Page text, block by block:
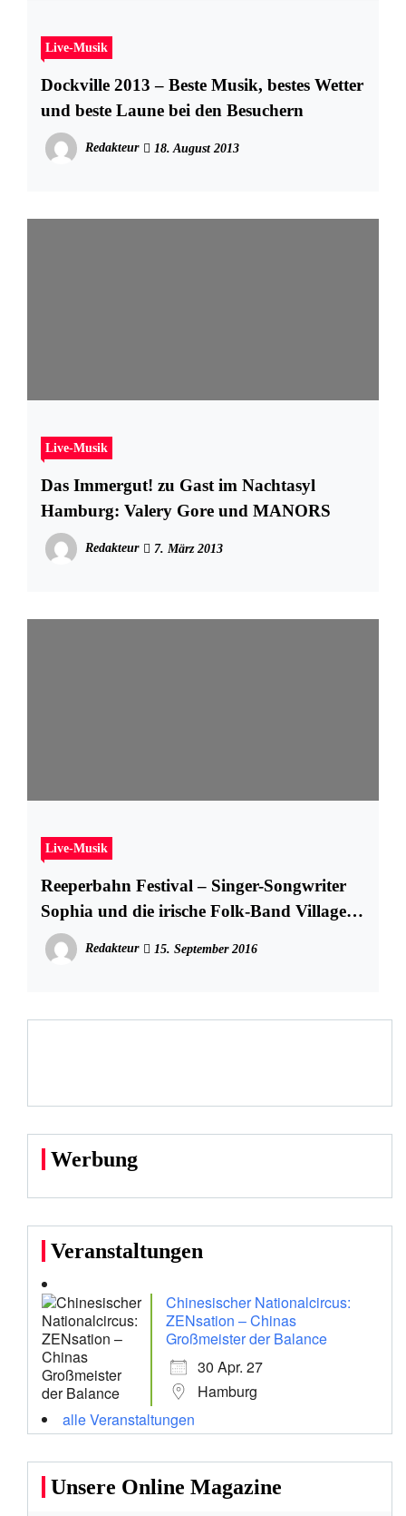
Live-Musik
Dockville 2013 – Beste Musik, bestes Wetter
und beste Laune bei den Besuchern
Redakteur 18. August 2013
Live-Musik
Das Immergut! zu Gast im Nachtasyl
Hamburg: Valery Gore und MANORS
Redakteur 7. März 2013
Live-Musik
Reeperbahn Festival – Singer-Songwriter
Sophia und die irische Folk-Band Villagers
live
Redakteur 15. September 2016
Werbung
Veranstaltungen
Chinesischer Nationalcircus:
ZENsation – Chinas
Großmeister der Balance
30 Apr. 27
Hamburg
alle Veranstaltungen
Unsere Online Magazine